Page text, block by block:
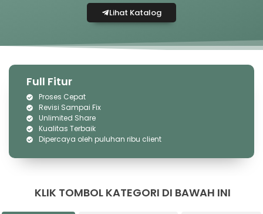
Lihat Katalog
Full Fitur
Proses Cepat
Revisi Sampai Fix
Unlimited Share
Kualitas Terbaik
Dipercaya oleh puluhan ribu client
KLIK TOMBOL KATEGORI DI BAWAH INI